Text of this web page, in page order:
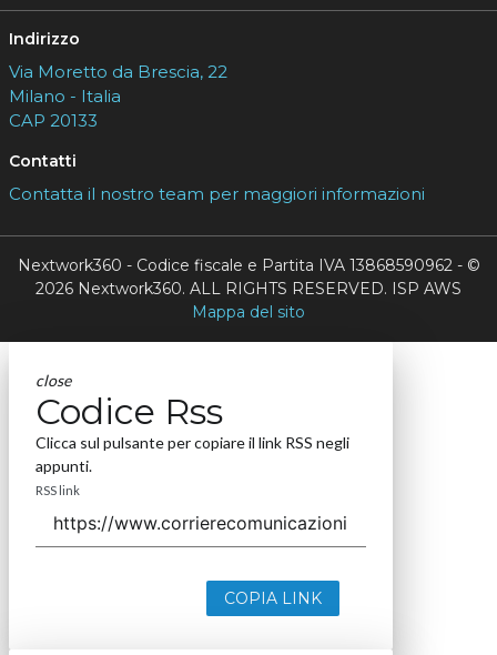
Indirizzo
Via Moretto da Brescia, 22
Milano - Italia
CAP 20133
Contatti
Contatta il nostro team per maggiori informazioni
Nextwork360 - Codice fiscale e Partita IVA 13868590962 - ©
2026 Nextwork360. ALL RIGHTS RESERVED. ISP AWS
Mappa del sito
close
Codice Rss
Clicca sul pulsante per copiare il link RSS negli
appunti.
RSS link
COPIA LINK